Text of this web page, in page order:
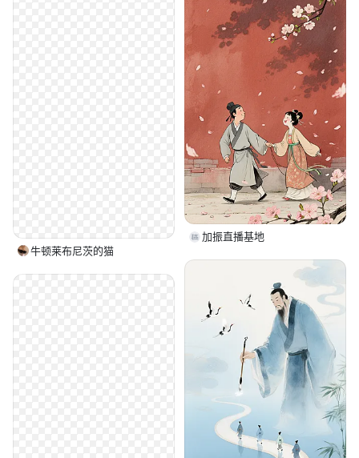
加振直播基地
牛顿莱布尼茨的猫